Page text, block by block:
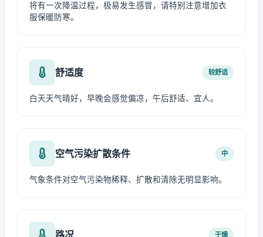
将有一次降温过程，极易发生感冒，请特别注意增加衣
服保暖防寒。
舒适度 较舒适
白天天气晴好，早晚会感觉偏凉，午后舒适、宜人。
空气污染扩散条件 中
气象条件对空气污染物稀释、扩散和清除无明显影响。
路况 干燥